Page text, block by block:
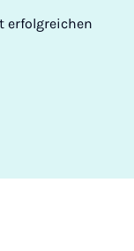
erfolgreichen